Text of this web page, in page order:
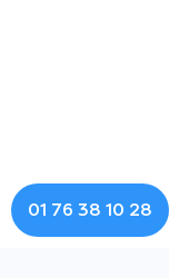
01 76 38 10 28